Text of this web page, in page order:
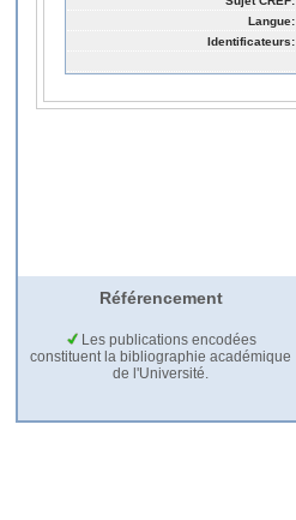
Langue:
Identificateurs:
Référencement
Les publications encodées
constituent la bibliographie académique
de l'Université.